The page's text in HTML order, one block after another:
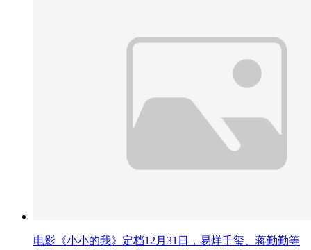
电影《小小的我》定档12月31日，易烊千玺、蒋勤勤等